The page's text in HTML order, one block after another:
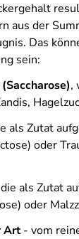
aus der
Das
sein:
,
als Zutat
oder
als Zutat
oder
Art- vom